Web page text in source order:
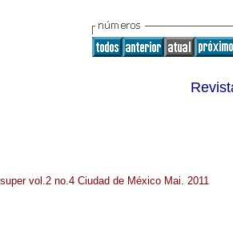
vol.2 no.4 Ciudad de México Mai. 2011